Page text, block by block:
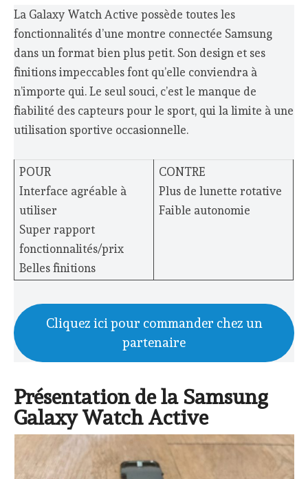
La Galaxy Watch Active possède toutes les
fonctionnalités d’une montre connectée Samsung
dans un format bien plus petit. Son design et ses
finitions impeccables font qu’elle conviendra à
n’importe qui. Le seul souci, c’est le manque de
fiabilité des capteurs pour le sport, qui la limite à une
utilisation sportive occasionnelle.
POUR
Interface agréable à
utiliser
Super rapport
fonctionnalités/prix
Belles finitions
CONTRE
Plus de lunette rotative
Faible autonomie
Cliquez ici pour commander chez un
partenaire
Présentation de la Samsung
Galaxy Watch Active